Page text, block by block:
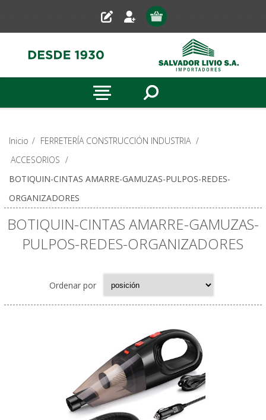
Inicio / FERRETERÍA CONSTRUCCIÓN INDUSTRIA /
ACCESORIOS /
BOTIQUIN-CINTAS AMARRE-GAMUZAS-PULPOS-REDES-
ORGANIZADORES
BOTIQUIN-CINTAS AMARRE-GAMUZAS-
PULPOS-REDES-ORGANIZADORES
Ordenar por